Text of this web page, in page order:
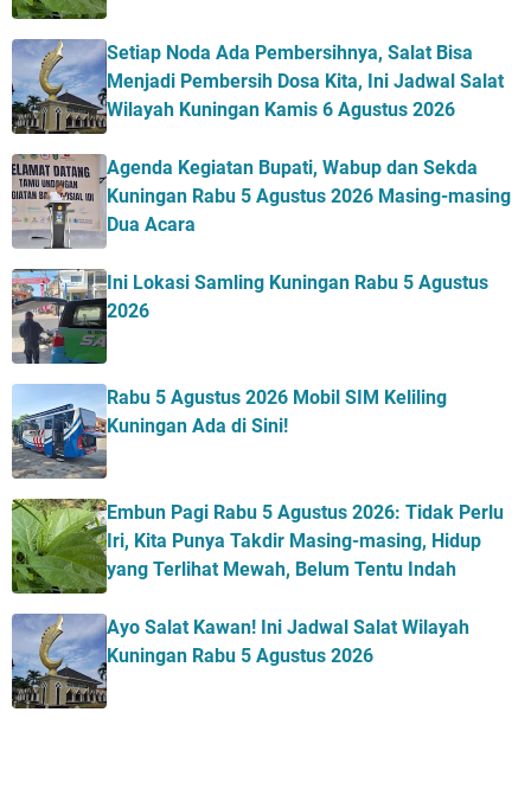
Setiap Noda Ada Pembersihnya, Salat Bisa
Menjadi Pembersih Dosa Kita, Ini Jadwal Salat
Wilayah Kuningan Kamis 6 Agustus 2026
Agenda Kegiatan Bupati, Wabup dan Sekda
Kuningan Rabu 5 Agustus 2026 Masing-masing
Dua Acara
Ini Lokasi Samling Kuningan Rabu 5 Agustus
2026
Rabu 5 Agustus 2026 Mobil SIM Keliling
Kuningan Ada di Sini!
Embun Pagi Rabu 5 Agustus 2026: Tidak Perlu
Iri, Kita Punya Takdir Masing-masing, Hidup
yang Terlihat Mewah, Belum Tentu Indah
Ayo Salat Kawan! Ini Jadwal Salat Wilayah
Kuningan Rabu 5 Agustus 2026